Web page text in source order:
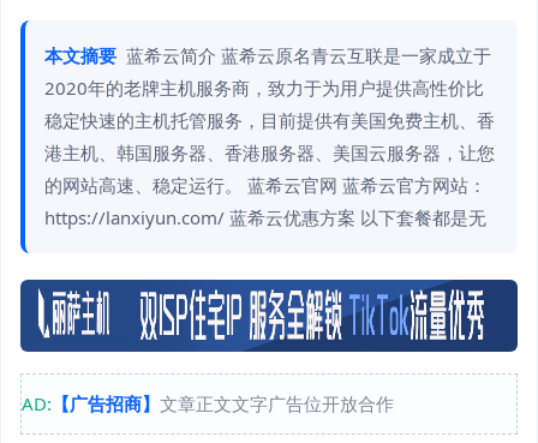
本文摘要 蓝希云简介 蓝希云原名青云互联是一家成立于
2020年的老牌主机服务商，致力于为用户提供高性价比
稳定快速的主机托管服务，目前提供有美国免费主机、香
港主机、韩国服务器、香港服务器、美国云服务器，让您
的网站高速、稳定运行。 蓝希云官网 蓝希云官方网站：
https://lanxiyun.com/ 蓝希云优惠方案 以下套餐都是无
AD: 【广告招商】 文章正文文字广告位开放合作